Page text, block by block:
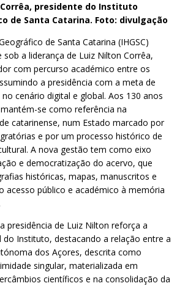
presidente do Instituto
de Santa Catarina. Foto: divulgação
de Santa Catarina (IHGSC)
a liderança de Luiz Nilton Corrêa,
com percurso académico entre os
a presidência com a meta de
cenário digital e global. Aos 130 anos
se como referência na
catarinense, num Estado marcado por
e por um processo histórico de
A nova gestão tem como eixo
e democratização do acervo, que
históricas, mapas, manuscritos e
acesso público e académico à memória
presidência de Luiz Nilton reforça a
do Instituto, destacando a relação entre a
dos Açores, descrita como
singular, materializada em
científicos e na consolidação da